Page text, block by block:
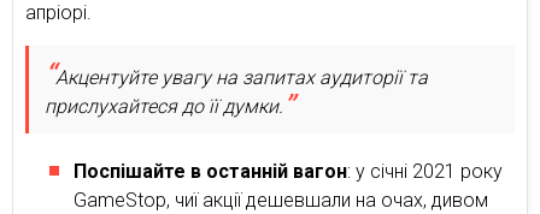
апріорі.
Акцентуйте увагу на запитах аудиторії та
прислухайтеся до її думки.
Поспішайте в останній вагон: у січні 2021 року
GameStop, чиї акції дешевшали на очах, дивом